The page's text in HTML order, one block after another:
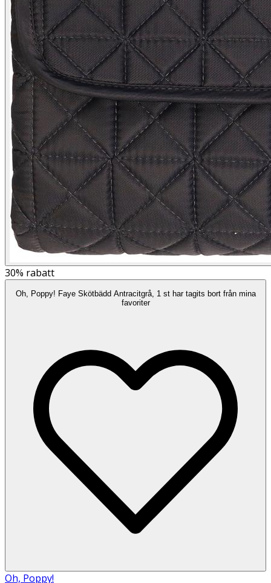
30% rabatt
Oh, Poppy! Faye Skötbädd Antracitgrå, 1 st har tagits bort från mina
favoriter
Oh, Poppy!